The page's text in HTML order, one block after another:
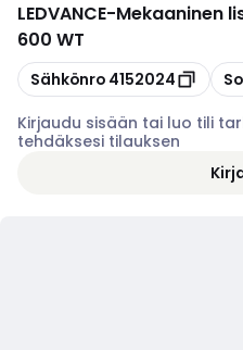
LEDVANCE-Mekaaninen
600 WT
Kopioi
Sähkönro 4152024
Kirjaudu sisään tai luo tili
tehdäksesi tilauksen